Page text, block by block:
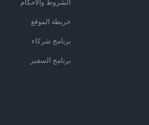
الشروط والأحكام
خريطة الموقع
برنامج شركاء
برنامج السفير